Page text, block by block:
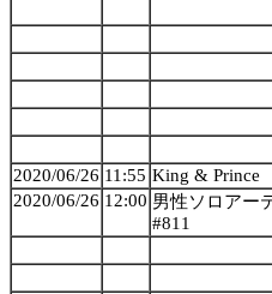
2020/06/26 11:55 King & Prince
2020/06/26 12:00 男性ソロアー
#811